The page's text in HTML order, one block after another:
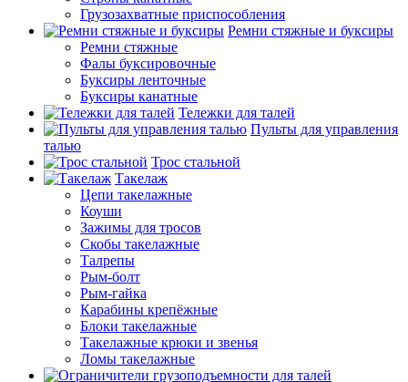
Грузозахватные приспособления
Ремни стяжные и буксиры
Ремни стяжные
Фалы буксировочные
Буксиры ленточные
Буксиры канатные
Тележки для талей
Пульты для управления
талью
Трос стальной
Такелаж
Цепи такелажные
Коуши
Зажимы для тросов
Скобы такелажные
Талрепы
Рым-болт
Рым-гайка
Карабины крепёжные
Блоки такелажные
Такелажные крюки и звенья
Ломы такелажные